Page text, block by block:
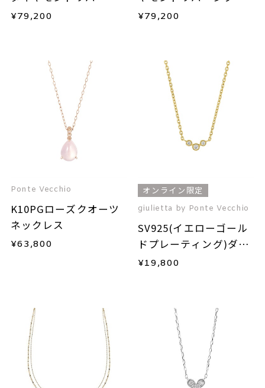
ブルネックレス
¥79,200
ネックレス
¥79,200
Ponte Vecchio
K10PGローズクオーツ
ネックレス
¥63,800
オンライン限定
giulietta by Ponte Vecchio
SV925(イエローゴール
ドプレーティング)ダイ
ヤモンドネックレス
¥19,800